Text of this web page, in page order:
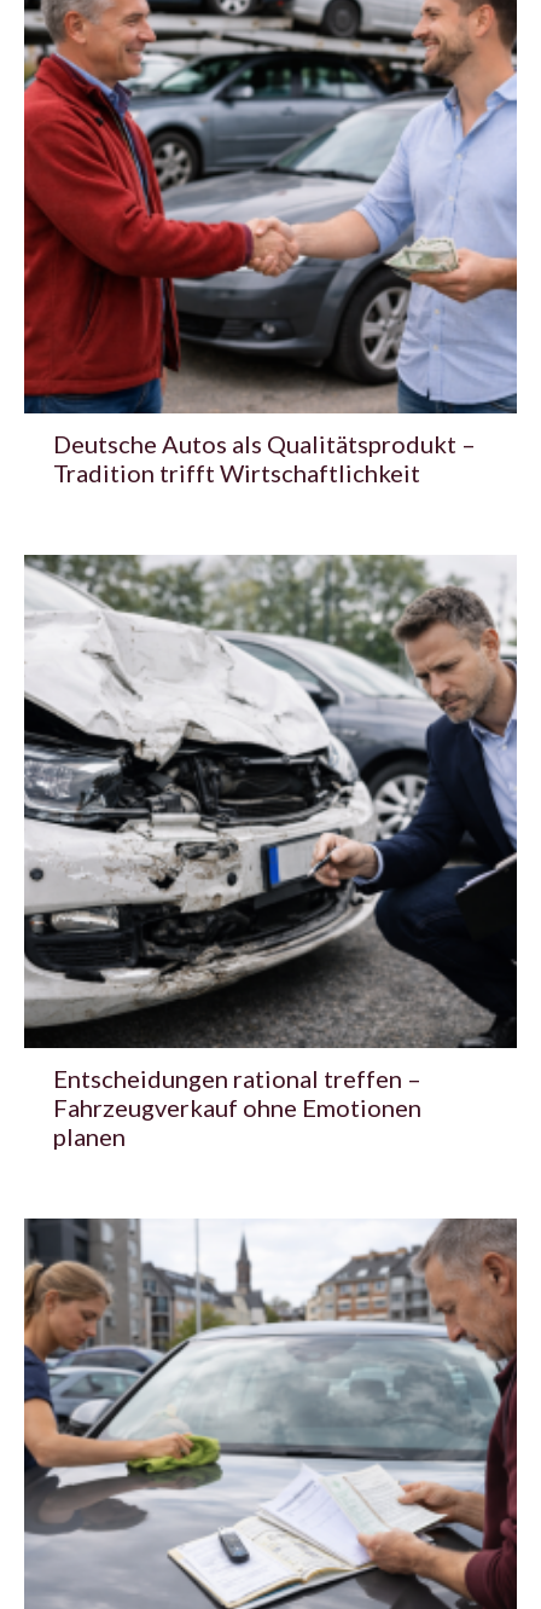
Deutsche Autos als Qualitätsprodukt –
Tradition trifft Wirtschaftlichkeit
Entscheidungen rational treffen –
Fahrzeugverkauf ohne Emotionen
planen